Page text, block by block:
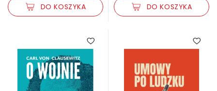
DO KOSZYKA DO KOSZYKA